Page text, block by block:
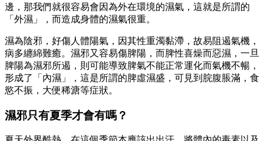
邊，那我們就很容易會因為外在環境的濕氣，這就是所謂的
「外濕」，而造成身體的濕氣很重。
濕為陰邪，好傷人體陽氣，因其性重濁黏滯，故易阻遏氣機，
病多纏綿難癒。濕邪又容易傷脾陽，而脾性喜燥而惡濕，一旦
脾陽為濕邪所遏，則可能導致脾氣不能正常運化而氣機不暢，
形成了「內濕」，這是所謂的脾虛濕盛，可見到脘腹脹滿，食
慾不振，大便稀溏等症狀。
濕邪只有夏季才會有嗎？